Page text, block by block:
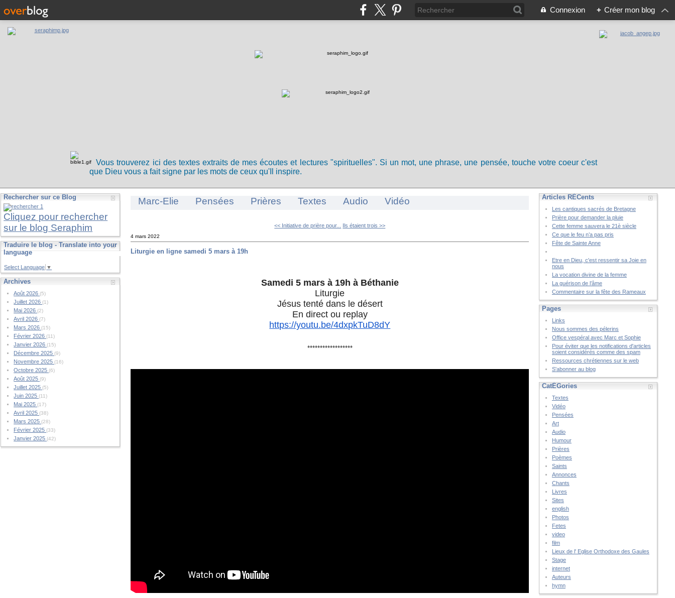
Connexion + Créer mon blog
Vous trouverez ici des textes extraits de mes écoutes et lectures "spirituelles". Si un mot, une phrase, une pensée, touche votre coeur c'est
que Dieu vous a fait signe par les mots de ceux qu'Il inspire.
Rechercher sur ce Blog
Cliquez pour rechercher
sur le blog Seraphim
Traduire le blog - Translate into your
language
Select Language ▼
Archives
Août 2026(5)
Juillet 2026(1)
Mai 2026(2)
Avril 2026(7)
Mars 2026(15)
Février 2026(11)
Janvier 2026(15)
Décembre 2025(9)
Novembre 2025(16)
Octobre 2025(6)
Août 2025(9)
Juillet 2025(5)
Juin 2025(11)
Mai 2025(17)
Avril 2025(38)
Mars 2025(28)
Février 2025(33)
Janvier 2025(42)
Marc-Elie Pensées Prières Textes Audio Vidéo
<< Initiative de prière pour... Ils étaient trois >>
4 mars 2022
Liturgie en ligne samedi 5 mars à 19h
Samedi 5 mars à 19h à Béthanie
Liturgie
Jésus tenté dans le désert
En direct ou replay
https://youtu.be/4dxpkTuD8dY
******************
Articles RÉCents
Les cantiques sacrés de Bretagne
Prière pour demander la pluie
Cette femme sauvera le 21è siècle
Ce que le feu n’a pas pris
Fête de Sainte Anne
Etre en Dieu, c'est ressentir sa Joie en
nous
La vocation divine de la femme
La guérison de l’âme
Commentaire sur la fête des Rameaux
Pages
Links
Nous sommes des pélerins
Office vespéral avec Marc et Sophie
Pour éviter que les notifications d'articles
soient considérés comme des spam
Ressources chrétiennes sur le web
S'abonner au blog
CatÉGories
Textes
Vidéo
Pensées
Art
Audio
Humour
Prières
Poèmes
Saints
Annonces
Chants
Livres
Sites
english
Photos
Fetes
video
film
Lieux de l' Eglise Orthodoxe des Gaules
Stage
internet
Auteurs
hymn